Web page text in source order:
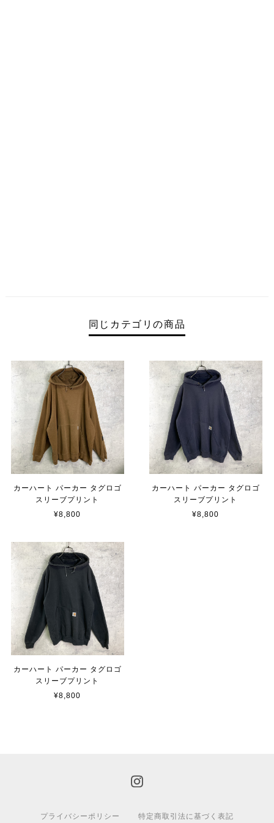
同じカテゴリの商品
カーハート パーカー タグロゴ
スリーブプリント
¥8,800
カーハート パーカー タグロゴ
スリーブプリント
¥8,800
カーハート パーカー タグロゴ
スリーブプリント
¥8,800
プライバシーポリシー 特定商取引法に基づく表記